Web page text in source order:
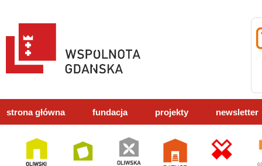
strona główna fundacja projekty newsletter